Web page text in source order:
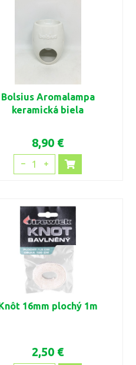
Bolsius Aromalampa
keramická biela
8,90 €
1
16mm plochý 1m
2,50 €